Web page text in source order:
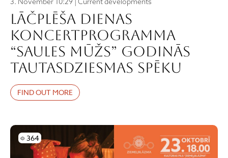
Lāčplēša dienas
koncertprogramma
“Saules mūžs” godinās
tautasdziesmas spēku
FIND OUT MORE
364
Skatījumi